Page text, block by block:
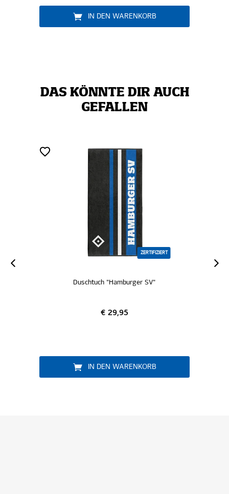
IN DEN WARENKORB
DAS KÖNNTE DIR AUCH
GEFALLEN
ZERTIFIZIERT
Duschtuch "Hamburger SV"
€ 29,95
IN DEN WARENKORB